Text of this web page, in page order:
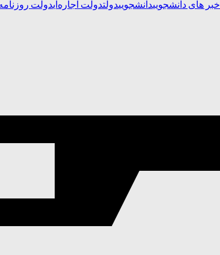
خبر های دانشجوییدانشجوییدولتدولت اجاره‌ایدولت